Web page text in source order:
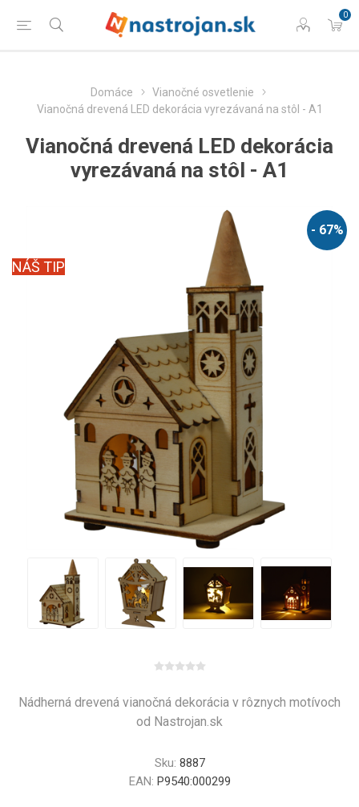
0
Domáce
Vianočné osvetlenie
Vianočná drevená LED dekorácia vyrezávaná na stôl - A1
Vianočná drevená LED dekorácia
vyrezávaná na stôl - A1
- 67%
NÁŠ TIP
Nádherná drevená vianočná dekorácia v rôznych motívoch
od Nastrojan.sk
Sku: 8887
EAN: P9540:000299